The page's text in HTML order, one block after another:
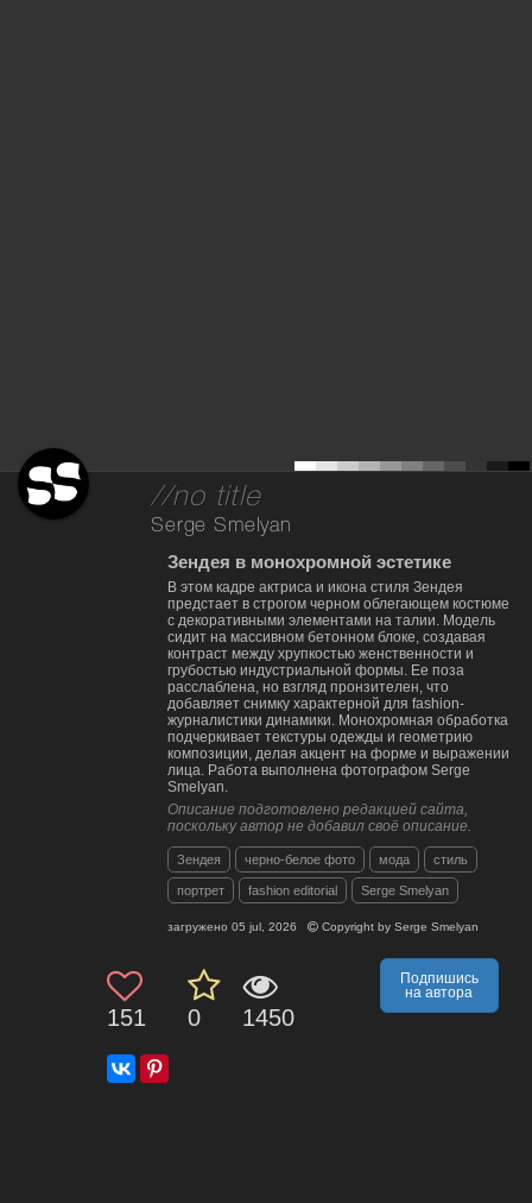
//no title
Serge Smelyan
Зендея в монохромной эстетике
В этом кадре актриса и икона стиля Зендея
предстает в строгом черном облегающем костюме
с декоративными элементами на талии. Модель
сидит на массивном бетонном блоке, создавая
контраст между хрупкостью женственности и
грубостью индустриальной формы. Ее поза
расслаблена, но взгляд пронзителен, что
добавляет снимку характерной для fashion-
журналистики динамики. Монохромная обработка
подчеркивает текстуры одежды и геометрию
композиции, делая акцент на форме и выражении
лица. Работа выполнена фотографом Serge
Smelyan.
Описание подготовлено редакцией сайта,
поскольку автор не добавил своё описание.
Зендея черно-белое фото мода стиль
портрет fashion editorial Serge Smelyan
загружено 05 jul, 2026 Copyright by Serge Smelyan
151 0 1450
Подпишись
на автора